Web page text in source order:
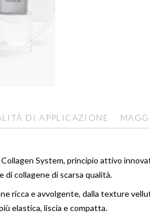
System, principio attivo
di collagene di scarsa qualità.
ricca e avvolgente, dalla texture
elastica, liscia e compatta.
DI APPLICAZIONE